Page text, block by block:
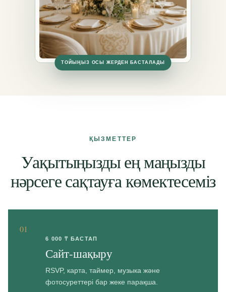
ТОЙЫҢЫЗ ОСЫ ЖЕРДЕН БАСТАЛАДЫ
ҚЫЗМЕТТЕР
Уақытыңызды ең маңызды
нәрсеге сақтауға көмектесеміз
01
6 000 ₸ БАСТАП
Сайт-шақыру
RSVP, карта, таймер, музыка және
фотосуреттері бар жеке парақша.